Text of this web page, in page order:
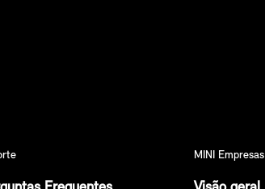
MINI Empresas